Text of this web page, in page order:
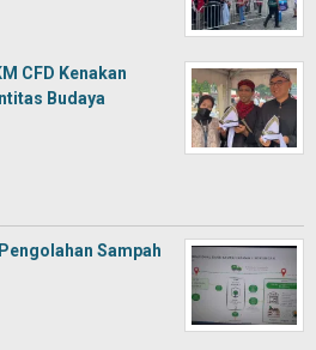
CFD Kenakan
Budaya
Sampah